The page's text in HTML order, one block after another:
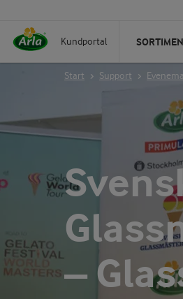
Kundportal
Start Support
–